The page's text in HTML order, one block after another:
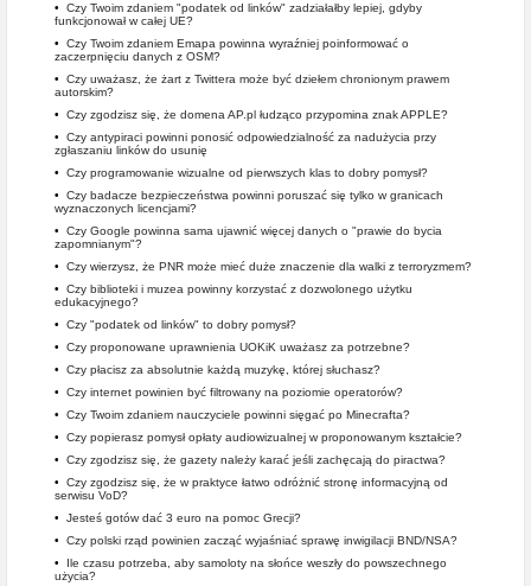
• Czy Twoim zdaniem "podatek od linków" zadziałałby lepiej, gdyby
funkcjonował w całej UE?
• Czy Twoim zdaniem Emapa powinna wyraźniej poinformować o
zaczerpnięciu danych z OSM?
• Czy uważasz, że żart z Twittera może być dziełem chronionym prawem
autorskim?
• Czy zgodzisz się, że domena AP.pl łudząco przypomina znak APPLE?
• Czy antypiraci powinni ponosić odpowiedzialność za nadużycia przy
zgłaszaniu linków do usunię
• Czy programowanie wizualne od pierwszych klas to dobry pomysł?
• Czy badacze bezpieczeństwa powinni poruszać się tylko w granicach
wyznaczonych licencjami?
• Czy Google powinna sama ujawnić więcej danych o "prawie do bycia
zapomnianym"?
• Czy wierzysz, że PNR może mieć duże znaczenie dla walki z terroryzmem?
• Czy biblioteki i muzea powinny korzystać z dozwolonego użytku
edukacyjnego?
• Czy "podatek od linków" to dobry pomysł?
• Czy proponowane uprawnienia UOKiK uważasz za potrzebne?
• Czy płacisz za absolutnie każdą muzykę, której słuchasz?
• Czy internet powinien być filtrowany na poziomie operatorów?
• Czy Twoim zdaniem nauczyciele powinni sięgać po Minecrafta?
• Czy popierasz pomysł opłaty audiowizualnej w proponowanym kształcie?
• Czy zgodzisz się, że gazety należy karać jeśli zachęcają do piractwa?
• Czy zgodzisz się, że w praktyce łatwo odróżnić stronę informacyjną od
serwisu VoD?
• Jesteś gotów dać 3 euro na pomoc Grecji?
• Czy polski rząd powinien zacząć wyjaśniać sprawę inwigilacji BND/NSA?
• Ile czasu potrzeba, aby samoloty na słońce weszły do powszechnego
użycia?